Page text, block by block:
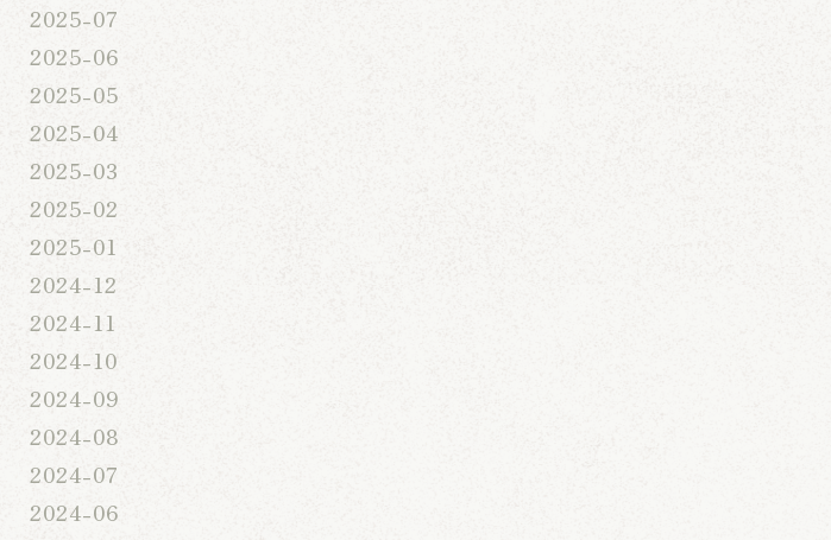
2025-07
2025-06
2025-05
2025-04
2025-03
2025-02
2025-01
2024-12
2024-11
2024-10
2024-09
2024-08
2024-07
2024-06